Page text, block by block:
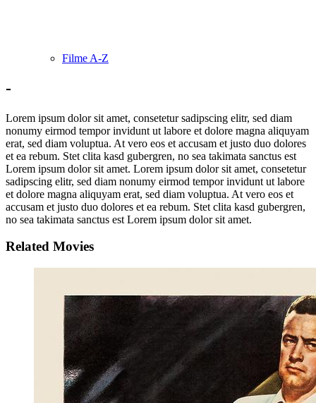
Filme A-Z
-
Lorem ipsum dolor sit amet, consetetur sadipscing elitr, sed diam
nonumy eirmod tempor invidunt ut labore et dolore magna aliquyam
erat, sed diam voluptua. At vero eos et accusam et justo duo dolores
et ea rebum. Stet clita kasd gubergren, no sea takimata sanctus est
Lorem ipsum dolor sit amet. Lorem ipsum dolor sit amet, consetetur
sadipscing elitr, sed diam nonumy eirmod tempor invidunt ut labore
et dolore magna aliquyam erat, sed diam voluptua. At vero eos et
accusam et justo duo dolores et ea rebum. Stet clita kasd gubergren,
no sea takimata sanctus est Lorem ipsum dolor sit amet.
Related Movies